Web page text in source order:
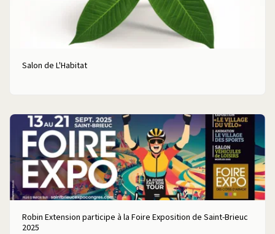
Salon de L'Habitat
Robin Extension participe à la Foire Exposition de Saint-Brieuc
2025